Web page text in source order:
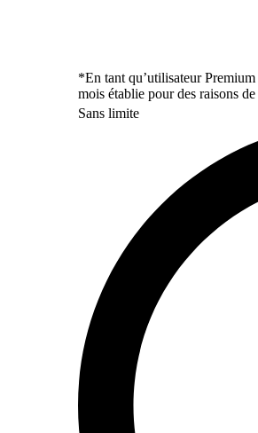
*En tant qu’utilisateur
mois établie pour des raisons
Sans limite